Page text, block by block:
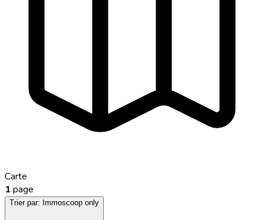
Carte
1 page
Trier par: Immoscoop only